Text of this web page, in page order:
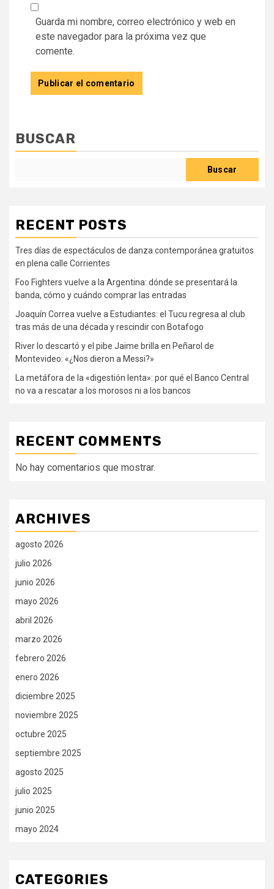
Guarda mi nombre, correo electrónico y web en
este navegador para la próxima vez que
comente.
BUSCAR
Buscar
RECENT POSTS
Tres días de espectáculos de danza contemporánea gratuitos
en plena calle Corrientes
Foo Fighters vuelve a la Argentina: dónde se presentará la
banda, cómo y cuándo comprar las entradas
Joaquín Correa vuelve a Estudiantes: el Tucu regresa al club
tras más de una década y rescindir con Botafogo
River lo descartó y el pibe Jaime brilla en Peñarol de
Montevideo: «¿Nos dieron a Messi?»
La metáfora de la «digestión lenta»: por qué el Banco Central
no va a rescatar a los morosos ni a los bancos
RECENT COMMENTS
No hay comentarios que mostrar.
ARCHIVES
agosto 2026
julio 2026
junio 2026
mayo 2026
abril 2026
marzo 2026
febrero 2026
enero 2026
diciembre 2025
noviembre 2025
octubre 2025
septiembre 2025
agosto 2025
julio 2025
junio 2025
mayo 2024
CATEGORIES